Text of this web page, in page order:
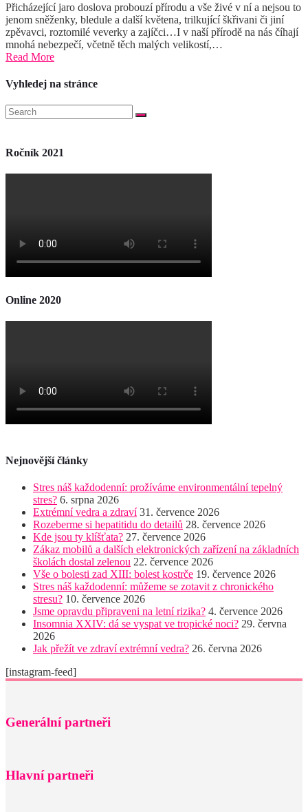
Přicházející jaro doslova probouzí přírodu a vše živé v ní a nejsou to
jenom sněženky, bledule a další květena, trilkující škřivani či jiní
zpěvavci, roztomilé veverky a zajíčci…I v naší přírodě na nás číhají
mnohá nebezpečí, včetně těch malých velikostí,…
Read More
Vyhledej na stránce
Ročník 2021
Online 2020
Nejnovější články
Stres náš každodenní: prožíváme environmentální tepelný
stres? 6. srpna 2026
Extrémní vedra a zdraví 31. července 2026
Rozeberme si hepatitidu do detailů 28. července 2026
Kde jsou ty klíšťata? 27. července 2026
Zákaz mobilů a dalších elektronických zařízení na základních
školách dostal zelenou 22. července 2026
Vše o bolesti zad XIII: bolest kostrče 19. července 2026
Stres náš každodenní: můžeme se zotavit z chronického
stresu? 10. července 2026
Jsme opravdu připraveni na letní rizika? 4. července 2026
Insomnia XXIV: dá se vyspat ve tropické noci? 29. června
2026
Jak přežít ve zdraví extrémní vedra? 26. června 2026
[instagram-feed]
Generální partneři
Hlavní partneři